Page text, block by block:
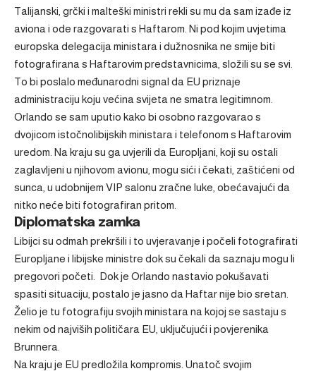
Talijanski, grčki i malteški ministri rekli su mu da sam izađe iz
aviona i ode razgovarati s Haftarom. Ni pod kojim uvjetima
europska delegacija ministara i dužnosnika ne smije biti
fotografirana s Haftarovim predstavnicima, složili su se svi.
To bi poslalo međunarodni signal da EU priznaje
administraciju koju većina svijeta ne smatra legitimnom.
Orlando se sam uputio kako bi osobno razgovarao s
dvojicom istočnolibijskih ministara i telefonom s Haftarovim
uredom. Na kraju su ga uvjerili da Europljani, koji su ostali
zaglavljeni u njihovom avionu, mogu sići i čekati, zaštićeni od
sunca, u udobnijem VIP salonu zračne luke, obećavajući da
nitko neće biti fotografiran pritom.
Diplomatska zamka
Libijci su odmah prekršili i to uvjeravanje i počeli fotografirati
Europljane i libijske ministre dok su čekali da saznaju mogu li
pregovori početi. Dok je Orlando nastavio pokušavati
spasiti situaciju, postalo je jasno da Haftar nije bio sretan.
Želio je tu fotografiju svojih ministara na kojoj se sastaju s
nekim od najviših političara EU, uključujući i povjerenika
Brunnera.
Na kraju je EU predložila kompromis. Unatoč svojim